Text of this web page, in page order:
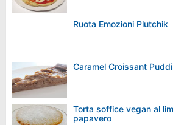
Ruota Emozioni Plutchik
Caramel Croissant
Torta soffice vegan al
papavero